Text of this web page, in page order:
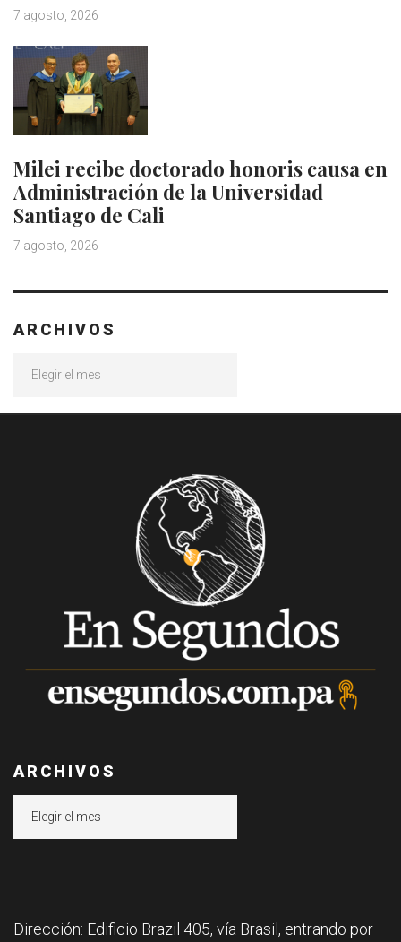
7 agosto, 2026
Milei recibe doctorado honoris causa en
Administración de la Universidad
Santiago de Cali
7 agosto, 2026
ARCHIVOS
ARCHIVOS
Dirección: Edificio Brazil 405, vía Brasil, entrando por